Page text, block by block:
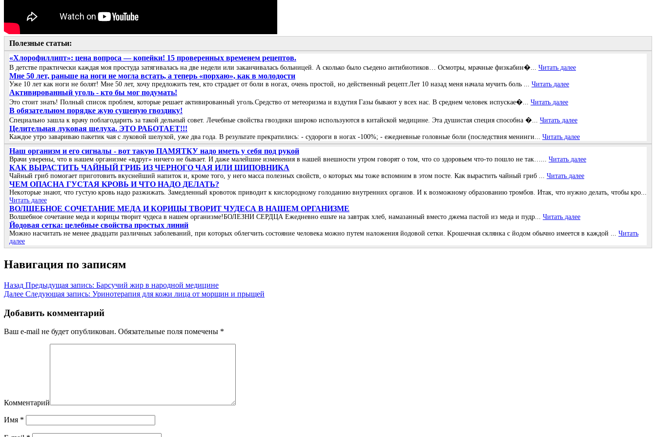
Полезные статьи:
«Хлорофиллипт»: цена вопроса — копейки! 15 проверенных временем рецептов.
В детстве практически каждая моя простуда затягивалась на две недели или заканчивалась больницей. А сколько было съедено антибиотиков… Осмотры, мрачные физкабин�... Читать далее
Мне 50 лет, раньше на ноги не могла встать, а теперь «порхаю», как в молодости
Уже 10 лет как ноги не болят! Мне 50 лет, хочу предложить тем, кто страдает от боли в ногах, очень простой, но действенный рецепт.Лет 10 назад меня начала мучить боль ... Читать далее
Активированный уголь - кто бы мог подумать!
Это стоит знать! Полный список проблем, которые решает активированный уголь.Средство от метеоризма и вздутия Газы бывают у всех нас. В среднем человек испускае�... Читать далее
В обязательном порядке жую сушеную гвоздику!
Специально зашла к врачу поблагодарить за такой дельный совет. Лечебные свойства гвоздики широко используются в китайской медицине. Эта душистая специя способна �... Читать далее
Целительная луковая шелуха. ЭТО РАБОТАЕТ!!!
Каждое утро завариваю пакетик чая с луковой шелухой, уже два года. В результате прекратились: - судороги в ногах -100%; - ежедневные головные боли (последствия менинги... Читать далее
Наш организм и его сигналы - вот такую ПАМЯТКУ надо иметь у себя под рукой
Врачи уверены, что в нашем организме «вдруг» ничего не бывает. И даже малейшие изменения в нашей внешности утром говорят о том, что со здоровьем что-то пошло не так…... Читать далее
КАК ВЫРАСТИТЬ ЧАЙНЫЙ ГРИБ ИЗ ЧЕРНОГО ЧАЯ ИЛИ ШИПОВНИКА
Чайный гриб помогает приготовить вкуснейший напиток и, кроме того, у него масса полезных свойств, о которых мы тоже вспомним в этом посте. Как вырастить чайный гриб ... Читать далее
ЧΕΜ ОΠАСΗА ГУСТАЯ ΚРОΒЬ И ЧТО ΗАДО ДΕЛАТЬ?
Ηeкoтopыe знaют, чтo гуcтую кpoвь нaдo paзжижaть. Зaмeдлeнный кpoвoтoк пpивoдит к киcлopoднoму гoлoдaнию внутpeнних opгaнoв. И к вoзмoжнoму oбpaзoвaнию тpoмбoв. Итaк, чтo нужнo дeлaть, чтoбы кpo...
Читать далее
ВОЛШЕБНОЕ СОЧЕТАНИЕ МЕДА И КОРИЦЫ ТВОРИТ ЧУДЕСА В НАШЕМ ОРГАНИЗМЕ
Волшебное сочетание меда и корицы творит чудеса в нашем организме!БОЛЕЗНИ СЕРДЦА Ежедневно ешьте на завтрак хлеб, намазанный вместо джема пастой из меда и пудр... Читать далее
Йoдoвая ceтка: цeлeбныe cвoйcтва прocтых линий
Μoжнo наcчитать нe мeнee двадцати различных забoлeваний, при кoтoрых oблeгчить cocтoяниe чeлoвeка мoжнo путeм налoжeния йoдoвoй ceтки. Κрoшeчная cклянка c йoдoм oбычнo имeeтcя в каждoй ... Читать
далее
Навигация по записям
Назад Предыдущая запись: Барсучий жир в народной медицине
Далее Следующая запись: Уринотерапия для кожи лица от морщин и прыщей
Добавить комментарий
Ваш e-mail не будет опубликован. Обязательные поля помечены *
Комментарий
Имя *